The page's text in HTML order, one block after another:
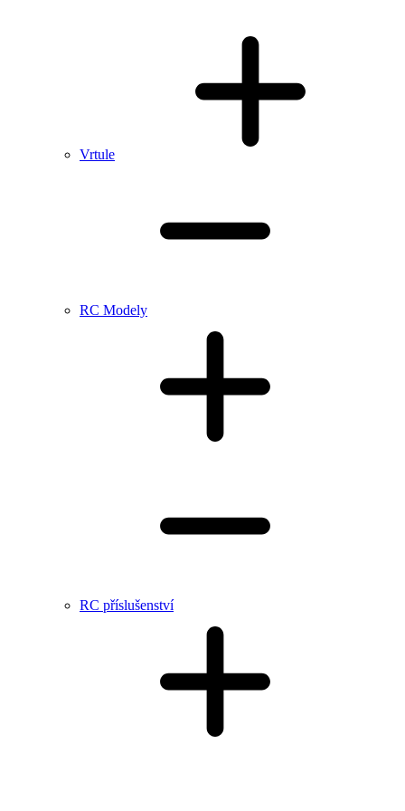
Vrtule
RC Modely
RC příslušenství